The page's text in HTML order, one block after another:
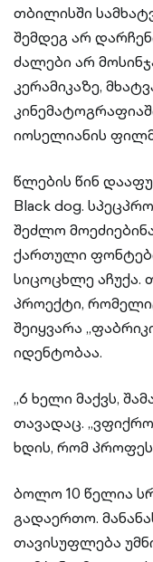
თბილისში
შემდეგ არ
ძალები არ
კერამიკაზე,
იოსელიანის
წლების წინ
Black dog.
შეძლო
ქართული
სიცოცხლე აჩუქა.
პროექტი,
შეიყვარა
იდენტობაა.
„6 ხელი მაქვს,
თავადაც.
ხდის, რომ
ბოლო 10 წელია
გადაერთო.
თავისუფლება